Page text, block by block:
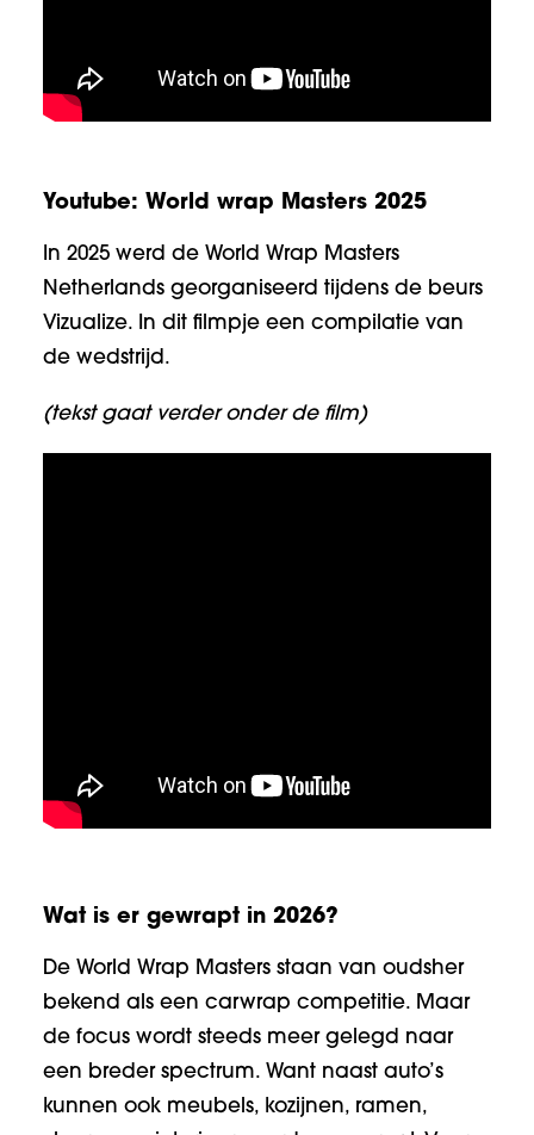
Youtube: World wrap Masters 2025
In 2025 werd de World Wrap Masters
Netherlands georganiseerd tijdens de beurs
Vizualize. In dit filmpje een compilatie van
de wedstrijd.
(tekst gaat verder onder de film)
Wat is er gewrapt in 2026?
De World Wrap Masters staan van oudsher
bekend als een carwrap competitie. Maar
de focus wordt steeds meer gelegd naar
een breder spectrum. Want naast auto’s
kunnen ook meubels, kozijnen, ramen,